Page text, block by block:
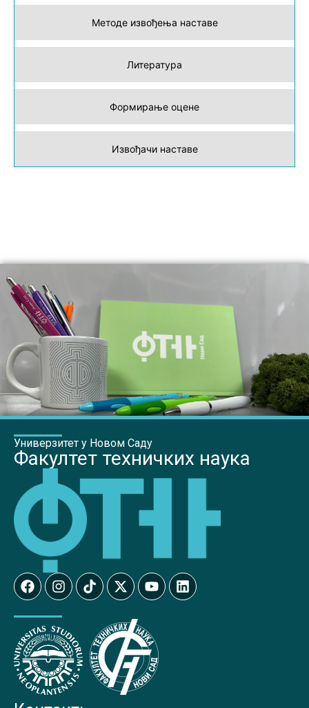
Методе извођења наставе
Литература
Формирање оцене
Извођачи наставе
Универзитет у Новом Саду
Факултет техничких наука